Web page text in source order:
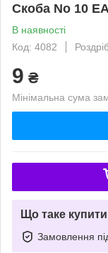
Скоба No 10
В наявності
Код: 4082
9 ₴
Мінімальна сума
Що таке
Замовлення